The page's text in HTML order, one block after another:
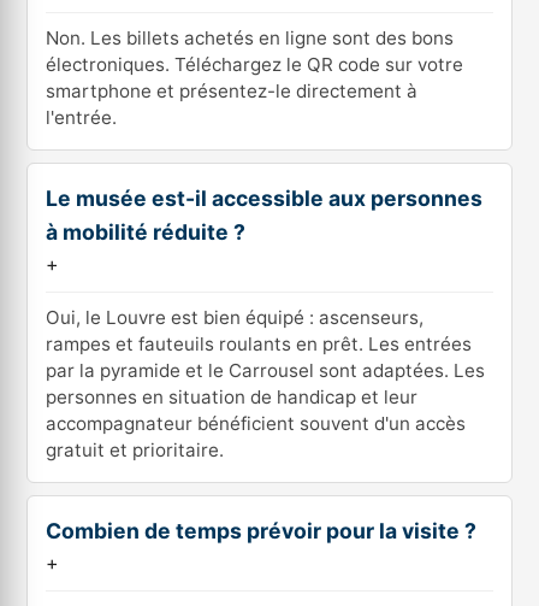
Non. Les billets achetés en ligne sont des bons
électroniques. Téléchargez le QR code sur votre
smartphone et présentez-le directement à
l'entrée.
Le musée est-il accessible aux personnes
à mobilité réduite ?
+
Oui, le Louvre est bien équipé : ascenseurs,
rampes et fauteuils roulants en prêt. Les entrées
par la pyramide et le Carrousel sont adaptées. Les
personnes en situation de handicap et leur
accompagnateur bénéficient souvent d'un accès
gratuit et prioritaire.
Combien de temps prévoir pour la visite ?
+